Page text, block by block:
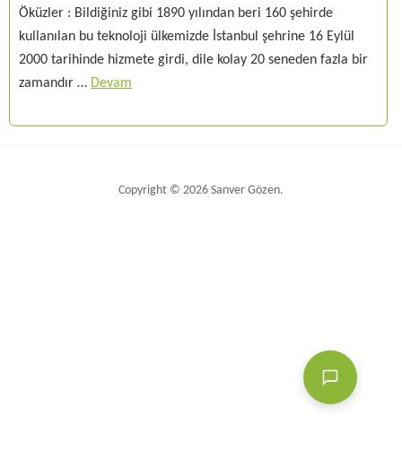
Öküzler : Bildiğiniz gibi 1890 yılından beri 160 şehirde
kullanılan bu teknoloji ülkemizde İstanbul şehrine 16 Eylül
2000 tarihinde hizmete girdi, dile kolay 20 seneden fazla bir
zamandır … Devam
Copyright © 2026 Sanver Gözen.